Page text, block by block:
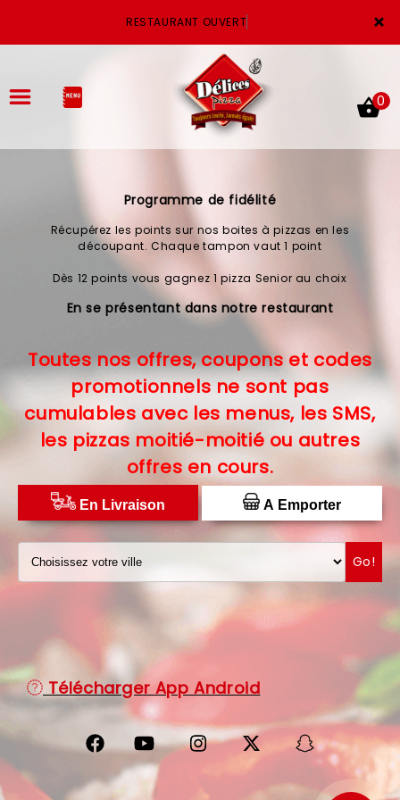
×
RESTAURANT OUVERT
LA CARTE
VOTRE COMPTE
VOS AVIS
MENTIONS LÉGALES
C.G.V
PROTECTION DES DONNÉES
DISTRIBUTEUR DE PIZZAS
0
Programme de fidélité
Récupérez les points sur nos boites à pizzas en les
découpant. Chaque tampon vaut 1 point
Dès 12 points vous gagnez 1 pizza Senior au choix
En se présentant dans notre restaurant
Toutes nos offres, coupons et codes
promotionnels ne sont pas
cumulables avec les menus, les SMS,
les pizzas moitié-moitié ou autres
offres en cours.
En Livraison A Emporter
Go!
Télécharger App Android